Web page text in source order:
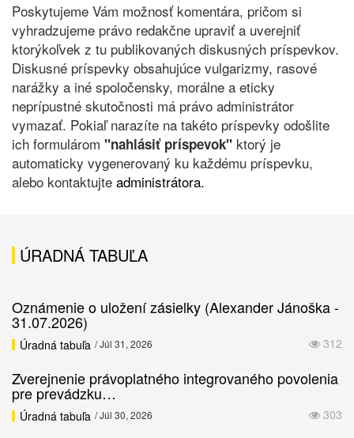
Poskytujeme Vám možnosť komentára, pričom si
vyhradzujeme právo redakčne upraviť a uverejniť
ktorýkoľvek z tu publikovaných diskusných príspevkov.
Diskusné príspevky obsahujúce vulgarizmy, rasové
narážky a iné spoločensky, morálne a eticky
neprípustné skutočnosti má právo administrátor
vymazať. Pokiaľ narazíte na takéto príspevky odošlite
ich formulárom "nahlásiť príspevok" ktorý je
automaticky vygenerovaný ku každému príspevku,
alebo kontaktujte administrátora.
ÚRADNÁ TABUĽA
Oznámenie o uložení zásielky (Alexander Jánoška -
31.07.2026)
312
Úradná tabuľa / Júl 31, 2026
Zverejnenie právoplatného integrovaného povolenia
pre prevádzku…
303
Úradná tabuľa / Júl 30, 2026